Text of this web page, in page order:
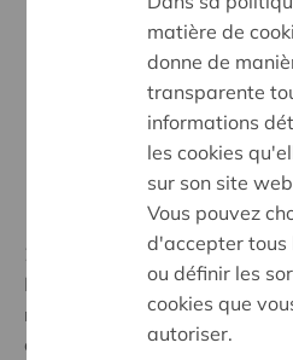
29 juillet 2021
Plus que jamais, il est temps
reprendre du pouvoir d’agir,
et de mettre en évidence les
matière de
donne de
transparente
informations
les cookies
sur son site
Vous pouvez
d'accepter tous
ou définir les
cookies que
autoriser.